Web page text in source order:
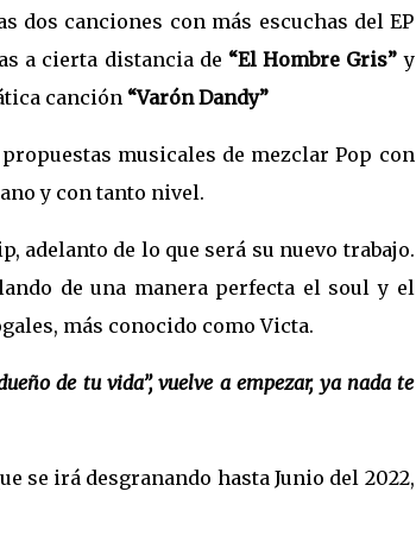
dos canciones con más escuchas del EP
a cierta distancia de “El Hombre Gris” y
canción “Varón Dandy”
musicales de mezclar Pop con
y con tanto nivel.
adelanto de lo que será su nuevo trabajo.
de una manera perfecta el soul y el
más conocido como Victa.
de tu vida”, vuelve a empezar, ya nada te
se irá desgranando hasta Junio del 2022,